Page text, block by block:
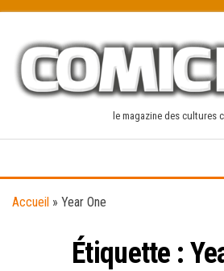
content
le magazine des cultures
Accueil » Year One
Étiquette :